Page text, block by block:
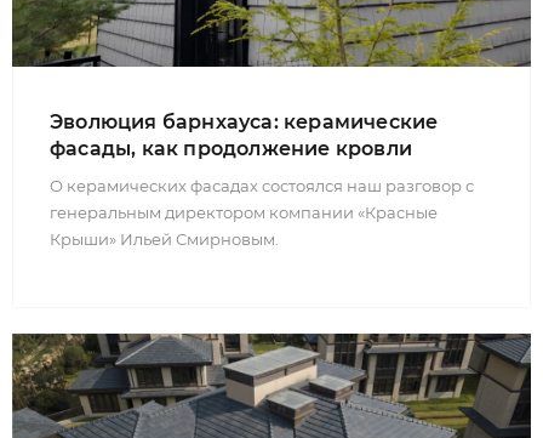
Эволюция барнхауса: керамические
фасады, как продолжение кровли
О керамических фасадах состоялся наш разговор с
генеральным директором компании «Красные
Крыши» Ильей Смирновым.